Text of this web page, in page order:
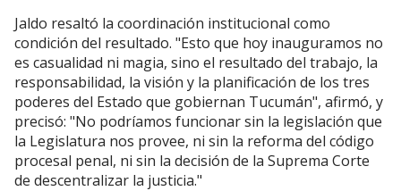
Jaldo resaltó la coordinación institucional como
condición del resultado. "Esto que hoy inauguramos no
es casualidad ni magia, sino el resultado del trabajo, la
responsabilidad, la visión y la planificación de los tres
poderes del Estado que gobiernan Tucumán", afirmó, y
precisó: "No podríamos funcionar sin la legislación que
la Legislatura nos provee, ni sin la reforma del código
procesal penal, ni sin la decisión de la Suprema Corte
de descentralizar la justicia."